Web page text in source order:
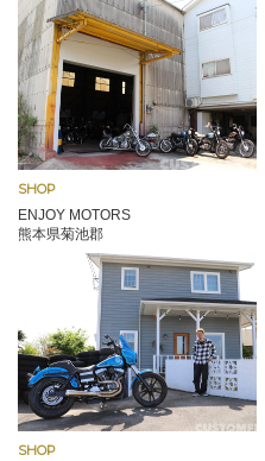
SHOP
ENJOY MOTORS
熊本県菊池郡
SHOP